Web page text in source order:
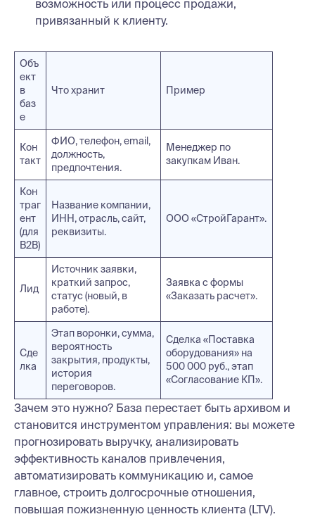
возможность или процесс продажи,
привязанный к клиенту.
Объ
ект
в
баз
е
Что хранит Пример
Кон
такт
ФИО, телефон, email,
должность,
предпочтения.
Менеджер по
закупкам Иван.
Кон
траг
ент
(для
B2B)
Название компании,
ИНН, отрасль, сайт,
реквизиты.
ООО «СтройГарант».
Лид
Источник заявки,
краткий запрос,
статус (новый, в
работе).
Заявка с формы
«Заказать расчет».
Сде
лка
Этап воронки, сумма,
вероятность
закрытия, продукты,
история
переговоров.
Сделка «Поставка
оборудования» на
500 000 руб., этап
«Согласование КП».
Зачем это нужно? База перестает быть архивом и
становится инструментом управления: вы можете
прогнозировать выручку, анализировать
эффективность каналов привлечения,
автоматизировать коммуникацию и, самое
главное, строить долгосрочные отношения,
повышая пожизненную ценность клиента (LTV).